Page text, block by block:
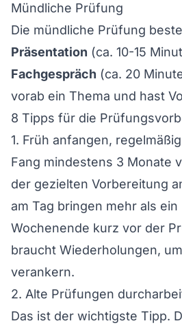
Mündliche Prüfung
Die mündliche Prüfung
Präsentation (ca. 10-15
Fachgespräch (ca. 20
vorab ein Thema und hast
8 Tipps für die
1. Früh anfangen,
Fang mindestens 3 Monate
der gezielten Vorbereitung
am Tag bringen mehr als
Wochenende kurz vor der
braucht Wiederholungen,
verankern.
2. Alte Prüfungen
Das ist der wichtigste Tipp.